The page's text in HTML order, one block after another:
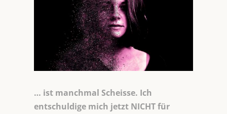
… ist manchmal Scheisse. Ich
entschuldige mich jetzt NICHT für